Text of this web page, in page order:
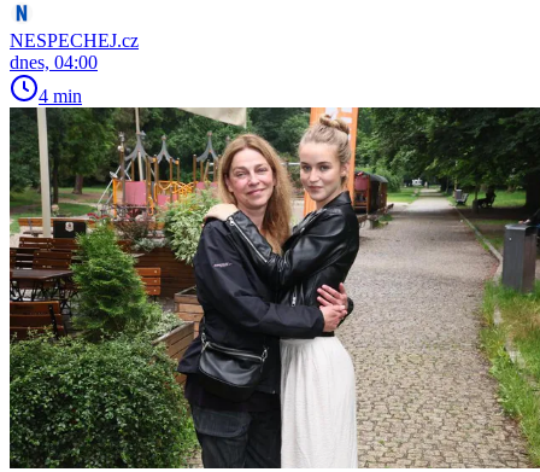
NESPECHEJ.cz
dnes, 04:00
4 min